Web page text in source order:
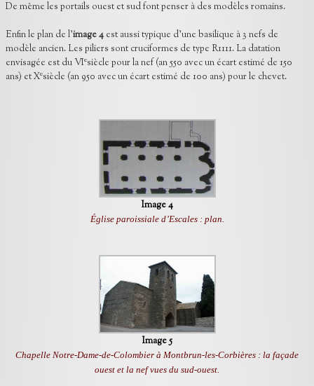
De même les portails ouest et sud font penser à des modèles romains.
Enfin le plan de l'image 4 est aussi typique d’une basilique à 3 nefs de
modèle ancien. Les piliers sont cruciformes de type R1111. La datation
envisagée est du VIesiècle pour la nef (an 550 avec un écart estimé de 150
ans) et Xesiècle (an 950 avec un écart estimé de 100 ans) pour le chevet.
Image 4
Église paroissiale d’Escales : plan.
Image 5
Chapelle Notre-Dame-de-Colombier à Montbrun-les-Corbières : la façade
ouest et la nef vues du sud-ouest.